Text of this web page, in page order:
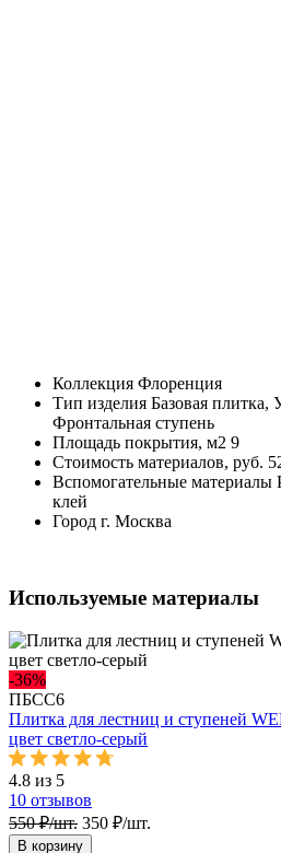
Коллекция Флоренция
Тип изделия Базовая плитка,
Фронтальная ступень
Площадь покрытия, м2 9
Стоимость материалов, руб.
Вспомогательные материалы
клей
Город г. Москва
Используемые материалы
-36%
ПБСС6
Плитка для лестниц и ступеней
цвет светло-серый
4.8 из 5
10 отзывов
550 ₽/шт. 350 ₽/шт.
В корзину